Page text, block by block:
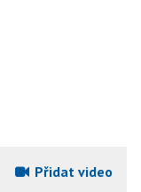
Přidat video